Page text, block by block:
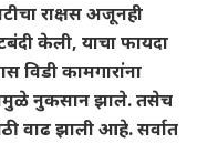
राक्षस अजूनही
केली, याचा फायदा
विडी कामगारांना
नुकसान झाले. तसेच
वाढ झाली आहे. सर्वात